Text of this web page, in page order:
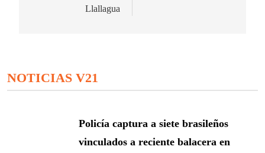
Llallagua
NOTICIAS V21
Policía captura a siete brasileños
vinculados a reciente balacera en